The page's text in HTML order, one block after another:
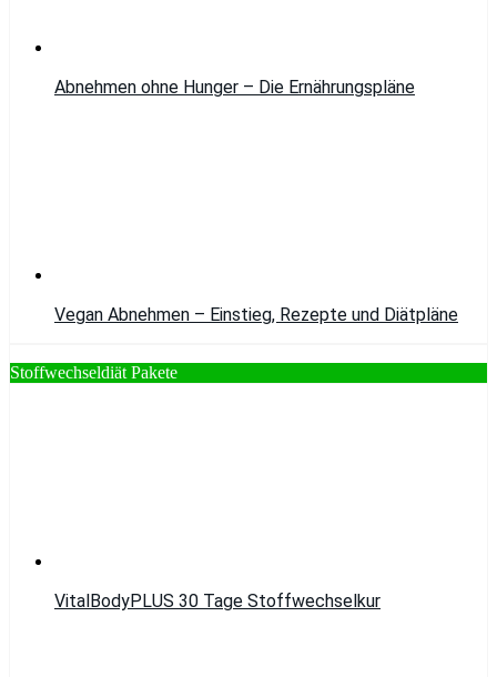
Abnehmen ohne Hunger – Die Ernährungspläne
Vegan Abnehmen – Einstieg, Rezepte und Diätpläne
Stoffwechseldiät Pakete
VitalBodyPLUS 30 Tage Stoffwechselkur